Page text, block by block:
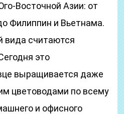
Восточной Азии: от
Филиппин и Вьетнама.
вида считаются
это
выращивается даже
цветоводами по всему
и офисного